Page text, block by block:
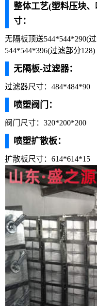
整体工艺(塑料压块
寸：
无隔板顶送544*544*290(
544*544*396(过滤部分128)
无隔板-过滤器：
过滤器尺寸：484*484*90
喷塑阀门：
阀门尺寸：320*200*200
喷塑扩散板：
扩散板尺寸：614*614*15